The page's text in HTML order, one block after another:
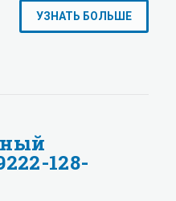
УЗНАТЬ БОЛЬШЕ
128-